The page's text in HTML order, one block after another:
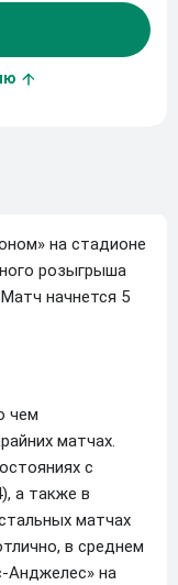
на стадионе
розыгрыша
начнется 5
чем
матчах.
с
а также в
матчах
в среднем
Анджелес» на